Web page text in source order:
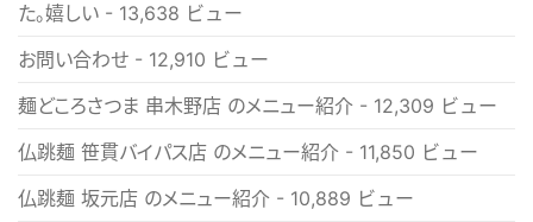
た。嬉しい - 13,638 ビュー
お問い合わせ - 12,910 ビュー
麺どころさつま 串木野店 のメニュー紹介 - 12,309 ビュー
仏跳麺 笹貫バイパス店 のメニュー紹介 - 11,850 ビュー
仏跳麺 坂元店 のメニュー紹介 - 10,889 ビュー